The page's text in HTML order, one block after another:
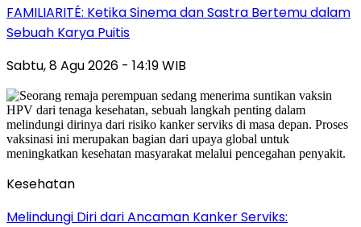
FAMILIARITÉ: Ketika Sinema dan Sastra Bertemu dalam
Sebuah Karya Puitis
Sabtu, 8 Agu 2026 - 14:19 WIB
Kesehatan
Melindungi Diri dari Ancaman Kanker Serviks: